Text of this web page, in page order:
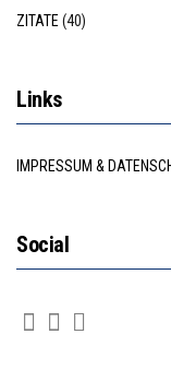
ZITATE (40)
Links
IMPRESSUM &
Social